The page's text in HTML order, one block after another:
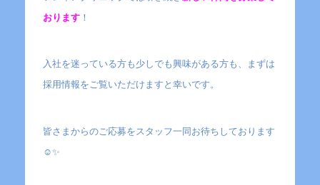
おります！
入社を迷っている方も少しでも興味がある方も、まずは
採用情報をご覧いただけますと幸いです。
皆さまからのご応募をスタッフ一同お待ちしております
☺️✨